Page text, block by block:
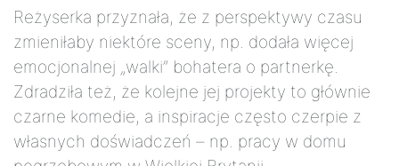
Reżyserka przyznała, że z perspektywy czasu
zmieniłaby niektóre sceny, np. dodała więcej
emocjonalnej „walki” bohatera o partnerkę.
Zdradziła też, że kolejne jej projekty to głównie
czarne komedie, a inspiracje często czerpie z
własnych doświadczeń – np. pracy w domu